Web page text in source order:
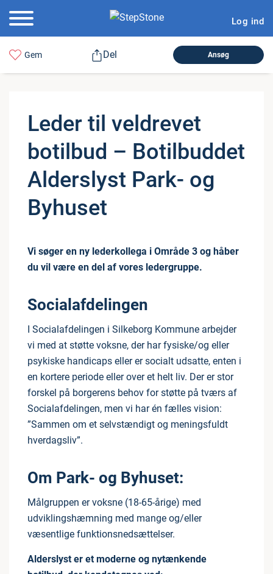
Log ind
Gem Del Ansøg
Leder til veldrevet
botilbud – Bo­til­bud­det
Al­der­s­lyst Park- og
Byhuset
Vi søger en ny lederkollega i Område 3 og håber
du vil være en del af vores ledergruppe.
Socialafdelingen
I Socialafdelingen i Silkeborg Kommune arbejder
vi med at støtte voksne, der har fysiske/og eller
psykiske handicaps eller er socialt udsatte, enten i
en kortere periode eller over et helt liv. Der er stor
forskel på borgerens behov for støtte på tværs af
Socialafdelingen, men vi har én fælles vision:
”Sammen om et selvstændigt og meningsfuldt
hverdagsliv”.
Om Park- og Byhuset:
Målgruppen er voksne (18-65-årige) med
udviklingshæmning med mange og/eller
væsentlige funktionsnedsættelser.
Alderslyst er et moderne og nytænkende